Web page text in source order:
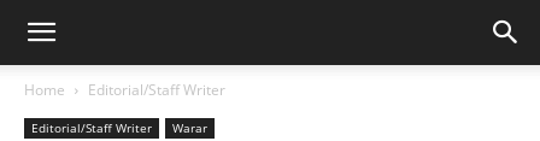
Home Editorial/Staff Writer
Editorial/Staff Writer Warar